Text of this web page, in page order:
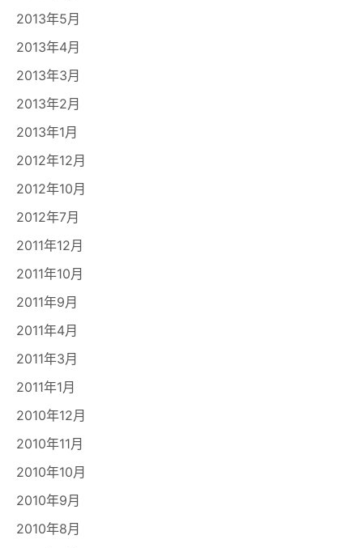
2013年5月
2013年4月
2013年3月
2013年2月
2013年1月
2012年12月
2012年10月
2012年7月
2011年12月
2011年10月
2011年9月
2011年4月
2011年3月
2011年1月
2010年12月
2010年11月
2010年10月
2010年9月
2010年8月